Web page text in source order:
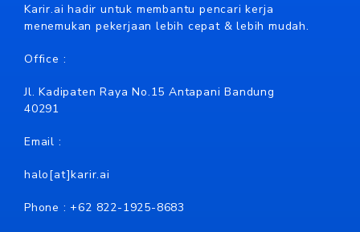
Karir.ai hadir untuk membantu pencari kerja
menemukan pekerjaan lebih cepat & lebih mudah.
Office :
Jl. Kadipaten Raya No.15 Antapani Bandung
40291
Email :
halo[at]karir.ai
Phone : +62 822-1925-8683